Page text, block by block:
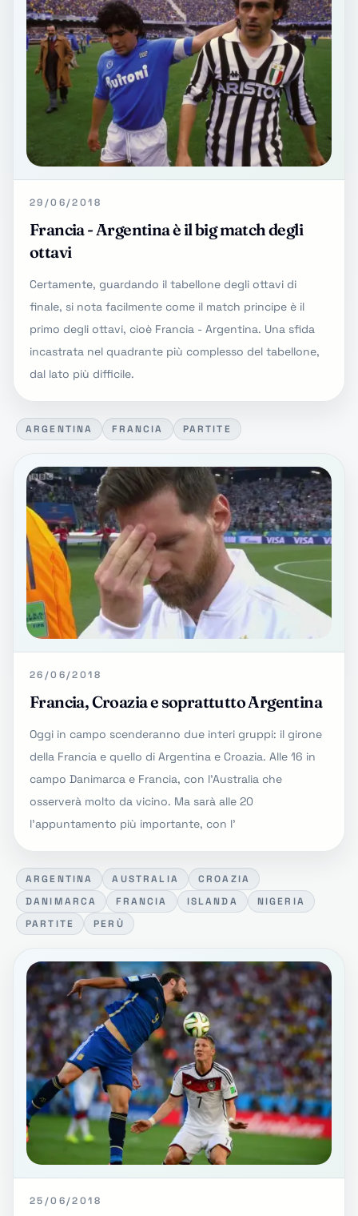
29/06/2018
Francia - Argentina è il big match degli
ottavi
Certamente, guardando il tabellone degli ottavi di
finale, si nota facilmente come il match principe è il
primo degli ottavi, cioè Francia - Argentina. Una sfida
incastrata nel quadrante più complesso del tabellone,
dal lato più difficile.
ARGENTINA FRANCIA PARTITE
26/06/2018
Francia, Croazia e soprattutto Argentina
Oggi in campo scenderanno due interi gruppi: il girone
della Francia e quello di Argentina e Croazia. Alle 16 in
campo Danimarca e Francia, con l'Australia che
osserverà molto da vicino. Ma sarà alle 20
l'appuntamento più importante, con l'
ARGENTINA AUSTRALIA
CROAZIA
DANIMARCA
FRANCIA ISLANDA
NIGERIA
PARTITE
PERÙ
25/06/2018